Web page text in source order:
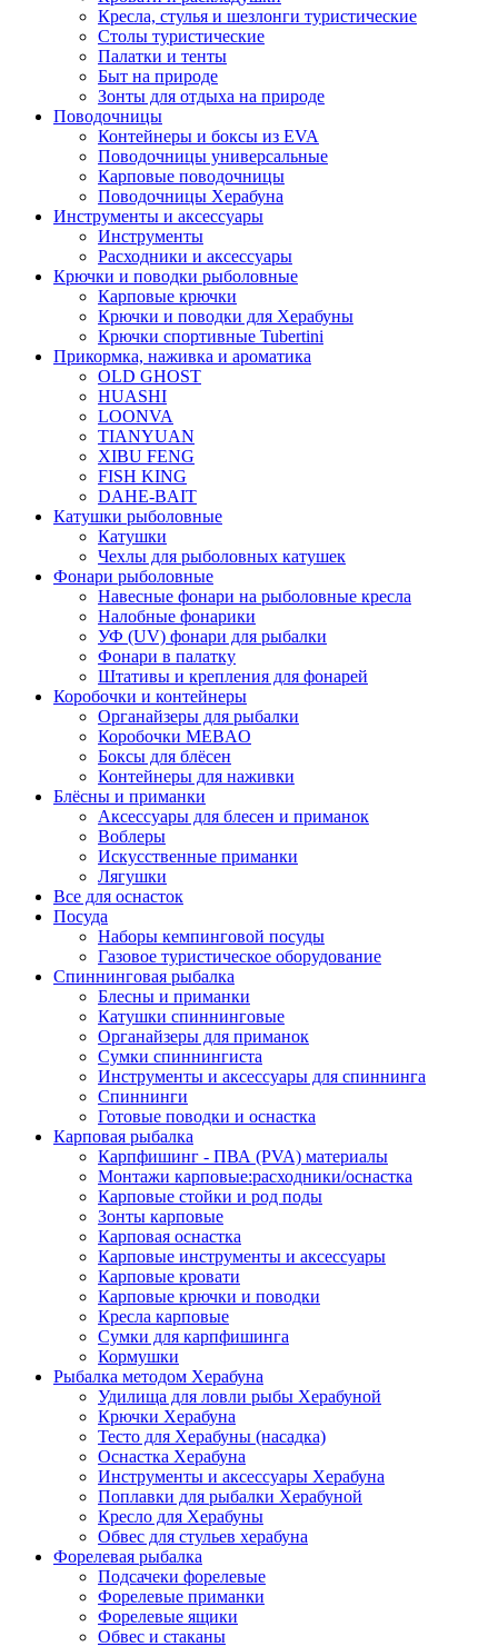
Кресла, стулья и шезлонги туристические
Столы туристические
Палатки и тенты
Быт на природе
Зонты для отдыха на природе
Поводочницы
Контейнеры и боксы из EVA
Поводочницы универсальные
Карповые поводочницы
Поводочницы Херабуна
Инструменты и аксессуары
Инструменты
Расходники и аксессуары
Крючки и поводки рыболовные
Карповые крючки
Крючки и поводки для Херабуны
Крючки спортивные Tubertini
Прикормка, наживка и ароматика
OLD GHOST
HUASHI
LOONVA
TIANYUAN
XIBU FENG
FISH KING
DAHE-BAIT
Катушки рыболовные
Катушки
Чехлы для рыболовных катушек
Фонари рыболовные
Навесные фонари на рыболовные кресла
Налобные фонарики
УФ (UV) фонари для рыбалки
Фонари в палатку
Штативы и крепления для фонарей
Коробочки и контейнеры
Органайзеры для рыбалки
Коробочки MEBAO
Боксы для блёсен
Контейнеры для наживки
Блёсны и приманки
Аксессуары для блесен и приманок
Воблеры
Искусственные приманки
Лягушки
Все для оснасток
Посуда
Наборы кемпинговой посуды
Газовое туристическое оборудование
Спиннинговая рыбалка
Блесны и приманки
Катушки спиннинговые
Органайзеры для приманок
Сумки спиннингиста
Инструменты и аксессуары для спиннинга
Спиннинги
Готовые поводки и оснастка
Карповая рыбалка
Карпфишинг - ПВА (PVA) материалы
Монтажи карповые:расходники/оснастка
Карповые стойки и род поды
Зонты карповые
Карповая оснастка
Карповые инструменты и аксессуары
Карповые кровати
Карповые крючки и поводки
Кресла карповые
Сумки для карпфишинга
Кормушки
Рыбалка методом Херабуна
Удилища для ловли рыбы Херабуной
Крючки Херабуна
Тесто для Херабуны (насадка)
Оснастка Херабуна
Инструменты и аксессуары Херабуна
Поплавки для рыбалки Херабуной
Кресло для Херабуны
Обвес для стульев херабуна
Форелевая рыбалка
Подсачеки форелевые
Форелевые приманки
Форелевые ящики
Обвес и стаканы